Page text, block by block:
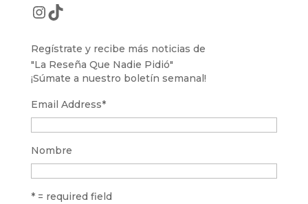
Instagram
TikTok
Regístrate y recibe más noticias de
"La Reseña Que Nadie Pidió"
¡Súmate a nuestro boletín semanal!
Email Address*
Nombre
* = required field